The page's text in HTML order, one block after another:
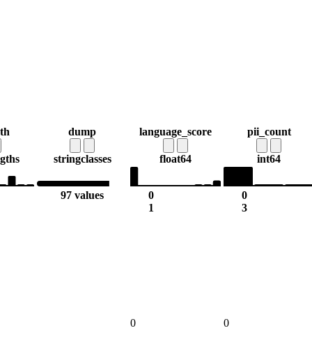
dump
stringclasses
97 values
language_score
float64
0
1
pii_count
int64
0
3
0 0